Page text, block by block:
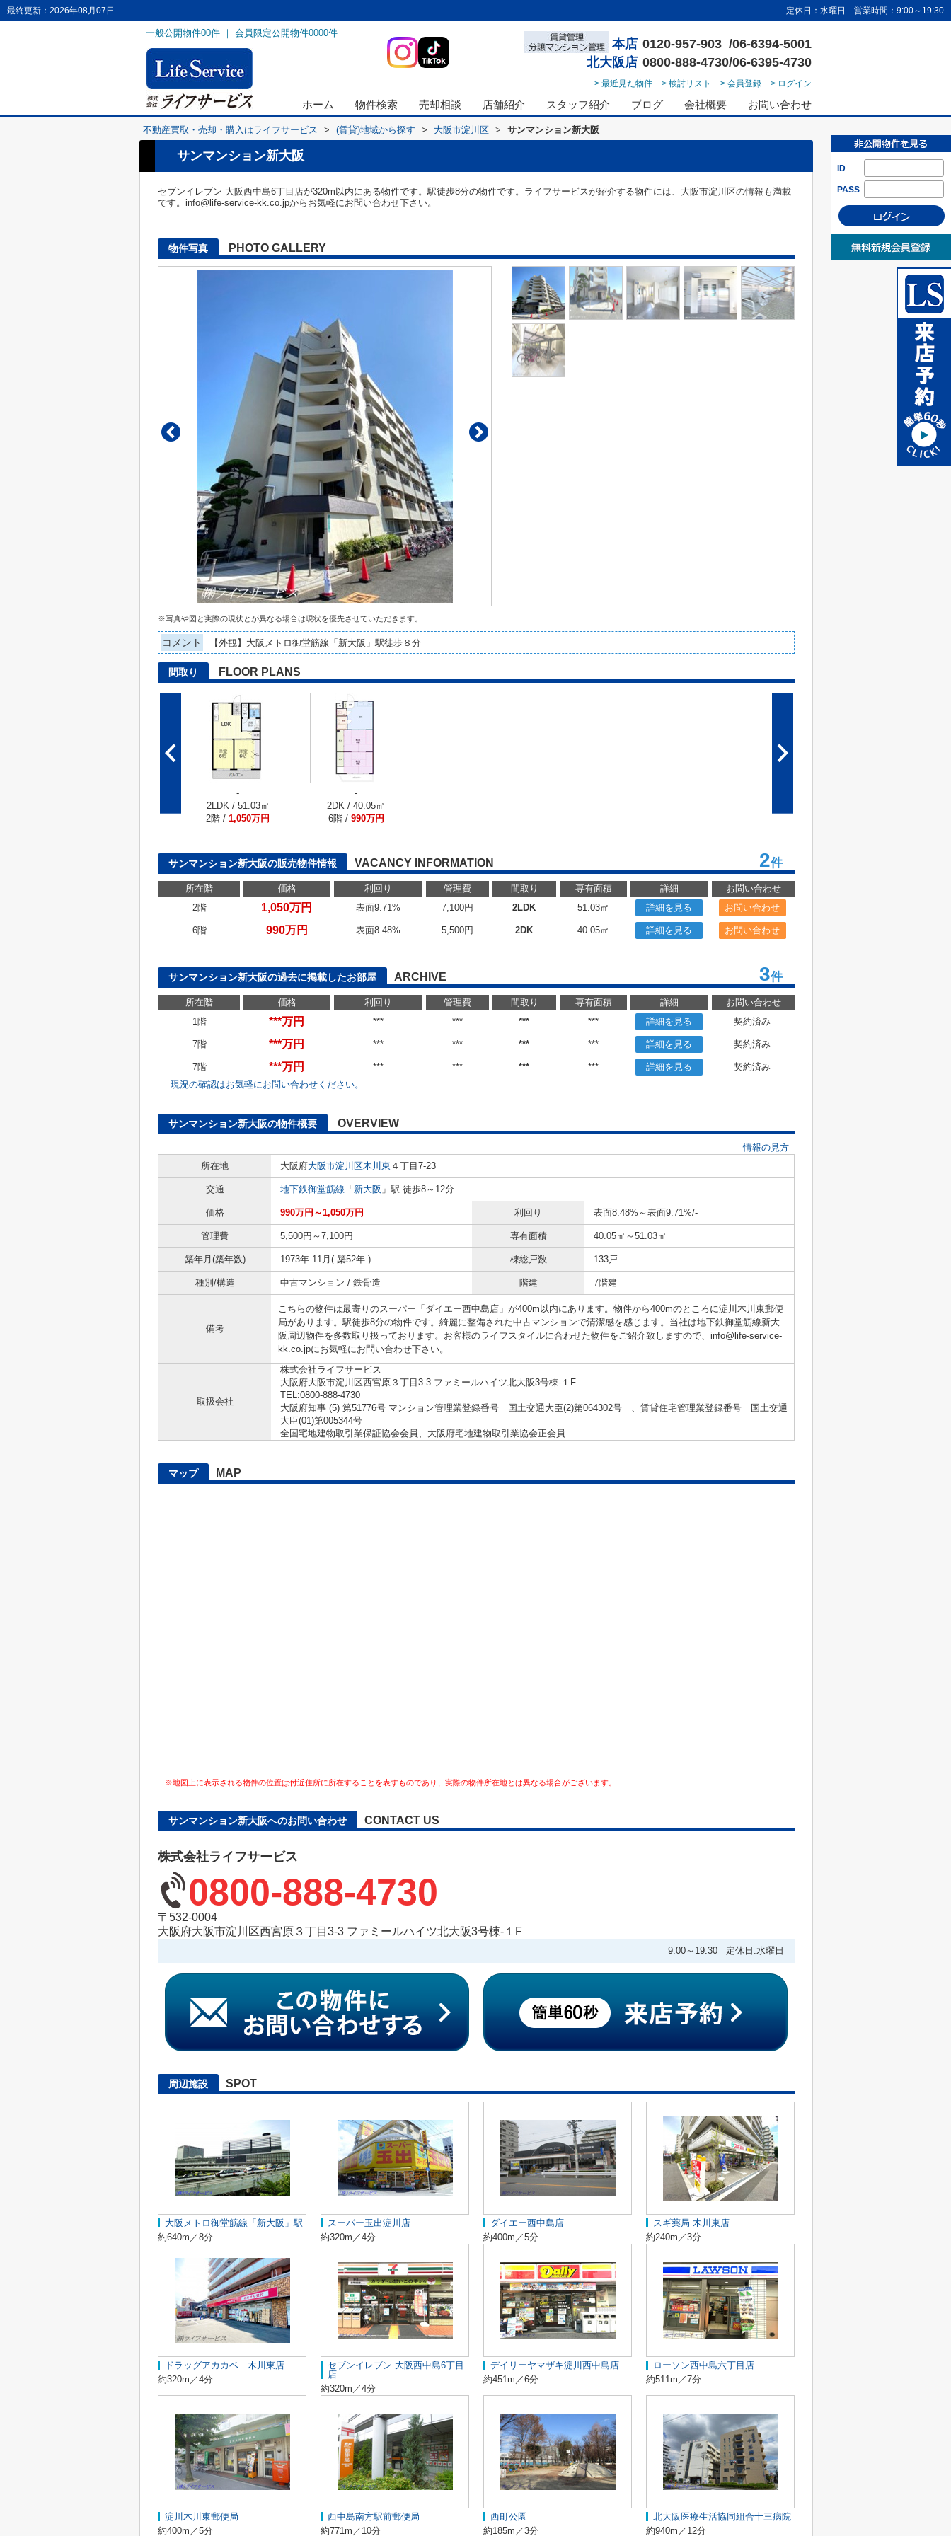
最終更新：2026年08月07日 定休日：水曜日 営業時間：9:00～19:30
一般公開物件00件 ｜ 会員限定公開物件0000件
本店 0120-957-903 /06-6394-5001
北大阪店 0800-888-4730/06-6395-4730
> 最近見た物件 > 検討リスト > 会員登録 > ログイン
ホーム 物件検索 売却相談 店舗紹介 スタッフ紹介 ブログ 会社概要 お問い合わせ
ID
PASS
不動産買取・売却・購入はライフサービス > (賃貸)地域から探す > 大阪市淀川区 > サンマンション新大阪
サンマンション新大阪
セブンイレブン 大阪西中島6丁目店が320m以内にある物件です。駅徒歩8分の物件です。ライフサービスが紹介する物件には、大阪市淀川区の情報も満載
です。info@life-service-kk.co.jpからお気軽にお問い合わせ下さい。
物件写真 PHOTO GALLERY
※写真や図と実際の現状とが異なる場合は現状を優先させていただきます。
コメント 【外観】大阪メトロ御堂筋線「新大阪」駅徒歩８分
間取り FLOOR PLANS
-
2LDK / 51.03㎡
2階 / 1,050万円
-
2DK / 40.05㎡
6階 / 990万円
サンマンション新大阪の販売物件情報 VACANCY INFORMATION 2件
所在階 価格 利回り 管理費 間取り 専有面積 詳細
お問い合わせ
2階
1,050万円 表面9.71% 7,100円 2LDK 51.03㎡ 詳細を見る お問い合わせ
6階 990万円 表面8.48% 5,500円 2DK 40.05㎡ 詳細を見る お問い合わせ
サンマンション新大阪の過去に掲載したお部屋 ARCHIVE 3件
所在階 価格 利回り 管理費 間取り 専有面積 詳細
お問い合わせ
1階
***万円 *** *** *** *** 詳細を見る 契約済み
7階 ***万円 *** *** *** *** 詳細を見る 契約済み
7階 ***万円 *** *** *** *** 詳細を見る
契約済み
現況の確認はお気軽にお問い合わせください。
サンマンション新大阪の物件概要 OVERVIEW
情報の見方
所在地
大阪府大阪市淀川区木川東 ４丁目7-23
交通 地下鉄御堂筋線 「 新大阪 」駅 徒歩8～12分
価格 990万円～1,050万円 利回り 表面8.48%～表面9.71%/-
管理費 5,500円～7,100円 専有面積 40.05㎡～51.03㎡
築年月(築年数) 1973年 11月( 築52年 ) 棟総戸数 133戸
種別/構造 中古マンション / 鉄骨造 階建 7階建
備考
こちらの物件は最寄りのスーパー「ダイエー西中島店」が400m以内にあります。物件から400mのところに淀川木川東郵便
局があります。駅徒歩8分の物件です。綺麗に整備された中古マンションで清潔感を感じます。当社は地下鉄御堂筋線新大
阪周辺物件を多数取り扱っております。お客様のライフスタイルに合わせた物件をご紹介致しますので、info@life-service-
kk.co.jpにお気軽にお問い合わせ下さい。
取扱会社
株式会社ライフサービス
大阪府大阪市淀川区西宮原３丁目3-3 ファミールハイツ北大阪3号棟-１F
TEL:0800-888-4730
大阪府知事 (5) 第51776号 マンション管理業登録番号 国土交通大臣(2)第064302号 、賃貸住宅管理業登録番号 国土交通
大臣(01)第005344号
全国宅地建物取引業保証協会会員、大阪府宅地建物取引業協会正会員
マップ MAP
※地図上に表示される物件の位置は付近住所に所在することを表すものであり、実際の物件所在地とは異なる場合がございます。
サンマンション新大阪へのお問い合わせ CONTACT US
株式会社ライフサービス
0800-888-4730
〒532-0004
大阪府大阪市淀川区西宮原３丁目3-3 ファミールハイツ北大阪3号棟-１F
9:00～19:30 定休日:水曜日
周辺施設 SPOT
大阪メトロ御堂筋線「新大阪」駅
約640m／8分
スーパー玉出淀川店
約320m／4分
ダイエー西中島店
約400m／5分
スギ薬局 木川東店
約240m／3分
ドラッグアカカベ 木川東店
約320m／4分
セブンイレブン 大阪西中島6丁目
店
約320m／4分
デイリーヤマザキ淀川西中島店
約451m／6分
ローソン西中島六丁目店
約511m／7分
淀川木川東郵便局
約400m／5分
西中島南方駅前郵便局
約771m／10分
西町公園
約185m／3分
北大阪医療生活協同組合十三病院
約940m／12分